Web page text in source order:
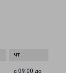
с 09:00 до